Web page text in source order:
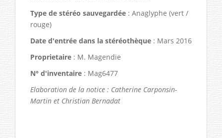
Type de stéréo sauvegardée : Anaglyphe (vert /
rouge)
Date d'entrée dans la stéréothèque : Mars 2016
Proprietaire : M. Magendie
N° d'inventaire : Mag6477
Elaboration de la notice : Catherine Carponsin-
Martin et Christian Bernadat